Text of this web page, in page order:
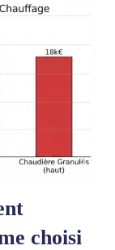
choisi